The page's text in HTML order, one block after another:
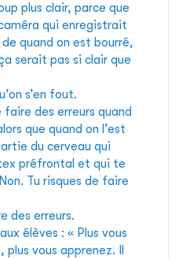
plus clair, parce que
qui enregistrait
de quand on est bourré,
serait pas si clair que
s’en fout.
faire des erreurs quand
que quand on l’est
du cerveau qui
préfrontal et qui te
Tu risques de faire
des erreurs.
élèves : « Plus vous
vous apprenez. Il